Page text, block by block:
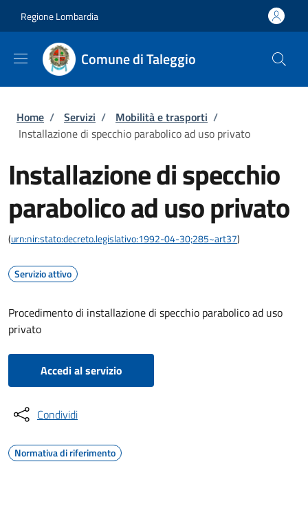
Regione Lombardia
Comune di Taleggio
Briciole di pane
Home / Servizi / Mobilità e trasporti /
Installazione di specchio parabolico ad uso privato
Installazione di specchio
parabolico ad uso privato
(urn:nir:stato:decreto.legislativo:1992-04-30;285~art37)
Servizio attivo
Procedimento di installazione di specchio parabolico ad uso
privato
Accedi al servizio
Condividi
Normativa di riferimento